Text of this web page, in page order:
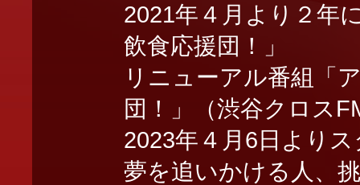
2021年４月より２年
飲食応援団！」
リニューアル番組「
団！」（渋谷クロス
2023年４月6日より
夢を追いかける人、